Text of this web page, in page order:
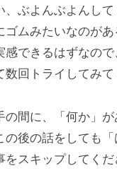
、ぶよんぶよんし
ゴムみたいなのがあ
感できるはずなの
回トライしてみて
間に、「何か」が
後の話をしても
をスキップしてくだ